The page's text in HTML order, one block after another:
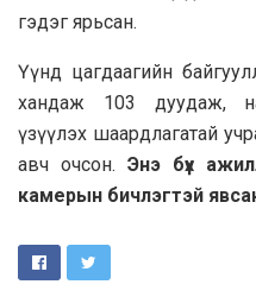
гэдэг ярьсан.
Үүнд цагдаагийн
хандаж 103 дуудаж,
үзүүлэх шаардлагатай
авч очсон. Энэ бүх
камерын бичлэгтэй